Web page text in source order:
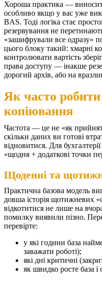
Хороша практика —
особливо якщо у вас уже
BAS. Тоді логіка стає
резервування не
«зашифрували все одразу»
цього блоку такий: хмарні
контролювати вартість
права доступу — інакше
дорогий архів, або на
Як часто робити
копіювання
Частота — це не «як
скільки даних ви готові
відновитися. Для
«щодня + додаткові точки
Щоденні та
Практична базова модель
довша історія щотижневих
відкотитися не лише на
помилку виявили пізно.
перевірте:
у які години база
заважати роботі);
які дні критичні
як швидко росте база і